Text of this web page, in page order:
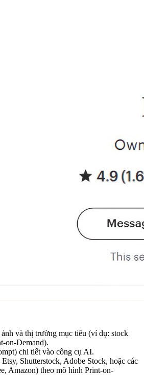
và thị trường mục tiêu (ví dụ: stock
on-Demand).
chi tiết vào công cụ AI.
Shutterstock, Adobe Stock, hoặc các
Amazon) theo mô hình Print-on-